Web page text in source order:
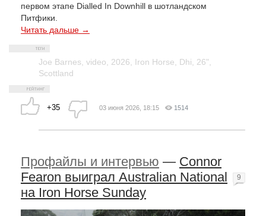
первом этапе Dialled In Downhill в шотландском
Питфики.
Читать дальше →
Joe Barnes, video, 2026, Iron Horse, Dhi, 26",
Scottland
+35 03 июня 2026, 18:15 1514
Профайлы и интервью — Connor
Fearon выиграл Australian National
на Iron Horse Sunday
9